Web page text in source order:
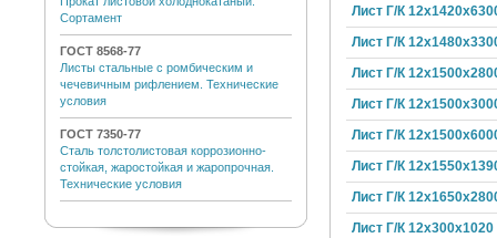
Сортамент
ГОСТ 8568-77
Листы стальные с ромбическим и
чечевичным рифлением. Технические
условия
ГОСТ 7350-77
Сталь толстолистовая коррозионно-
стойкая, жаростойкая и жаропрочная.
Технические условия
Лист Г/К
Лист Г/К
Лист Г/К
Лист Г/К
Лист Г/К
Лист Г/К
Лист Г/К
Лист Г/К 12х300х1020